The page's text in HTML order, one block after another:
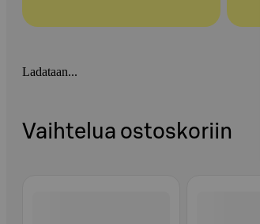
Ladataan...
Vaihtelua ostoskoriin